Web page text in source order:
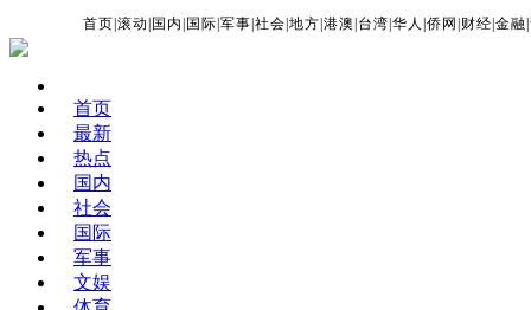
首页 |滚动 国内 国际 |军事 |社会 |地方 |港澳 台湾 |华人 |侨网 财经 |金融 |
首页
最新
热点
国内
社会
国际
军事
文娱